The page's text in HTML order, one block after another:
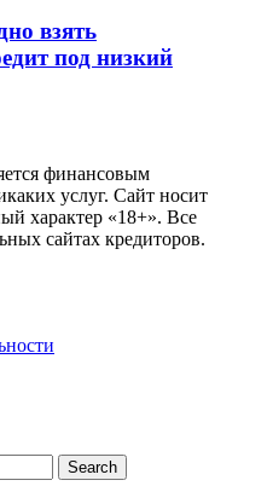
взять
под низкий
финансовым
услуг. Сайт носит
характер «18+». Все
сайтах кредиторов.
Search